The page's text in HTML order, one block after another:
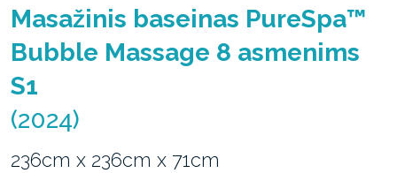
Masažinis baseinas PureSpa™
Bubble Massage 8 asmenims
S1
(2024)
236cm x 236cm x 71cm